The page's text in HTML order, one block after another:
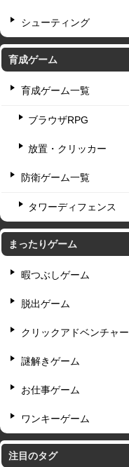
シューティング
育成ゲーム
育成ゲーム一覧
ブラウザRPG
放置・クリッカー
防衛ゲーム一覧
タワーディフェンス
まったりゲーム
暇つぶしゲーム
脱出ゲーム
クリックアドベンチャー
謎解きゲーム
お仕事ゲーム
ワンキーゲーム
注目のタグ